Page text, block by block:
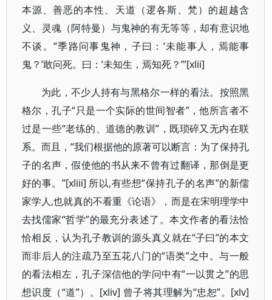
本源、善恶的本性、天道（逻各斯、梵）的超越含
义、灵魂（阿特曼）与鬼神的有无等等，却有意识地
不谈。“季路问事鬼神，子曰：‘未能事人，焉能事
鬼？’敢问死。曰：‘未知生，焉知死？’”[xlii]
为此，不少人持有与黑格尔一样的看法。按照黑
格尔，孔子“只是一个实际的世间智者”，他所言者不
过是一些“老练的、道德的教训”，既琐碎又无内在联
系。而且，“我们根据他的原著可以断言：为了保持孔
子的名声，假使他的书从来不曾有过翻译，那倒是更
好的事。”[xliii] 所以,有些想“保持孔子的名声”的新儒
家学人,也就真的不看重《论语》，而是在宋明理学中
去找儒家“哲学”的最充分表述了。本文作者的看法恰
恰相反，认为孔子教训的源头真义就在“子曰”的本文
而非后人的注疏乃至五花八门的“语类”之中。与一般
的看法相左，孔子深信他的学问中有“一以贯之”的思
想识度（“道”）。[xliv] 曾子将其理解为“忠恕”。[xlv]